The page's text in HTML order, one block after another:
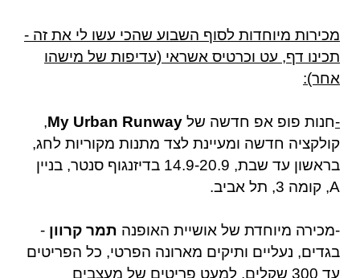
מכירות מיוחדות לסוף השבוע שהכי עשו לי את זה -
תכינו דף, עט וכרטיס אשראי (עדיפות של מישהו
אחר):
-חנות פופ אפ חדשה של My Urban Runway
,
קולקציה חדשה ומעיינת לצד מתנות מקוריות לחג,
בראשון עד שבת, 14.9-20.9 בדיזנגוף סנטר, בניין
A, קומה 3, תל אביב.
-מכירה מיוחדת של אושיית האופנה תמר קרוון -
בגדים, נעליים ותיקים מארונה הפרטי, כל הפריטים
עד 300 שקלים, למעט פריטים של מעצבים